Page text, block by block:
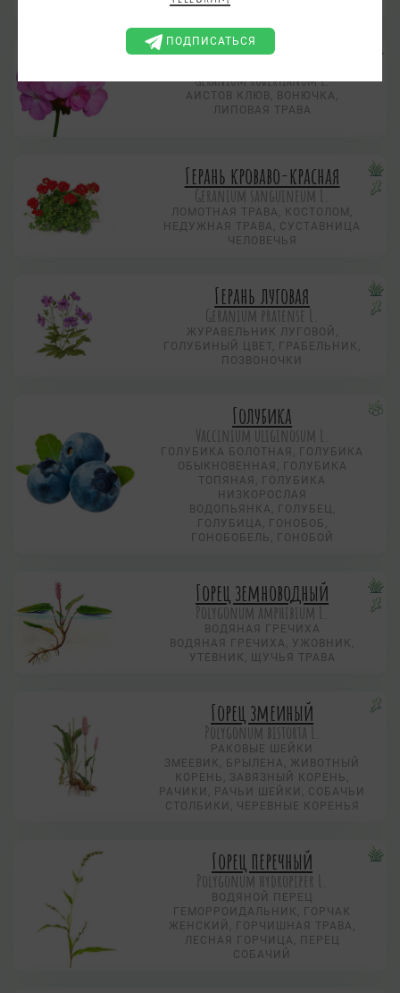
Герань Роберта
Geranium robertianum L.
АИСТОВ КЛЮВ, ВОНЮЧКА,
ЛИПОВАЯ ТРАВА
Герань кроваво-красная
Geranium sanguineum L.
ЛОМОТНАЯ ТРАВА, КОСТОЛОМ,
НЕДУЖНАЯ ТРАВА, СУСТАВНИЦА
ЧЕЛОВЕЧЬЯ
Герань луговая
Geranium pratense L.
ЖУРАВЕЛЬНИК ЛУГОВОЙ,
ГОЛУБИНЫЙ ЦВЕТ, ГРАБЕЛЬНИК,
ПОЗВОНОЧКИ
Голубика
Vaccinium uliginosum L.
ГОЛУБИКА БОЛОТНАЯ, ГОЛУБИКА
ОБЫКНОВЕННАЯ, ГОЛУБИКА
ТОПЯНАЯ, ГОЛУБИКА
НИЗКОРОСЛАЯ
ВОДОПЬЯНКА, ГОЛУБЕЦ,
ГОЛУБИЦА, ГОНОБОБ,
ГОНОБОБЕЛЬ, ГОНОБОЙ
Горец земноводный
Polygonum amphibium L.
ВОДЯНАЯ ГРЕЧИХА
ВОДЯНАЯ ГРЕЧИХА, УЖОВНИК,
УТЕВНИК, ЩУЧЬЯ ТРАВА
Горец змеиный
Polygonum bistorta L.
РАКОВЫЕ ШЕЙКИ
ЗМЕЕВИК, БРЫЛЕНА, ЖИВОТНЫЙ
КОРЕНЬ, ЗАВЯЗНЫЙ КОРЕНЬ,
РАЧИКИ, РАЧЬИ ШЕЙКИ, СОБАЧЬИ
СТОЛБИКИ, ЧЕРЕВНЫЕ КОРЕНЬЯ
Горец перечный
Polygonum hydropiper L.
ВОДЯНОЙ ПЕРЕЦ
ГЕМОРРОИДАЛЬНИК, ГОРЧАК
ЖЕНСКИЙ, ГОРЧИШНАЯ ТРАВА,
ЛЕСНАЯ ГОРЧИЦА, ПЕРЕЦ
СОБАЧИЙ
ПОДПИСАТЬСЯ